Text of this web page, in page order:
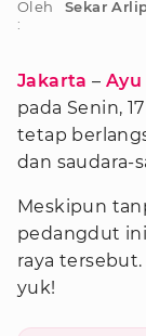
Oleh
:
Sekar
Jakarta –Ayu
pada Senin,
tetap
dan saudara-
Meskipun
pedangdut
raya
yuk!